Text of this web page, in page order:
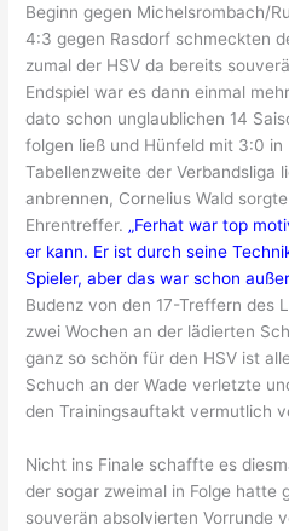
Beginn gegen Michelsrombach/
4:3 gegen Rasdorf schmeckten
zumal der HSV da bereits
Endspiel war es dann einmal
dato schon unglaublichen 14
folgen ließ und Hünfeld mit 3:0
Tabellenzweite der Verbandsliga
anbrennen, Cornelius Wald
Ehrentreffer. „Ferhat war top
er kann. Er ist durch seine
Spieler, aber das war schon
Budenz von den 17-Treffern des
zwei Wochen an der lädierten
ganz so schön für den HSV ist
Schuch an der Wade verletzte
den Trainingsauftakt vermutlich
Nicht ins Finale schaffte es
der sogar zweimal in Folge hatte
souverän absolvierten Vorrunde